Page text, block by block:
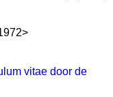
vitae door de